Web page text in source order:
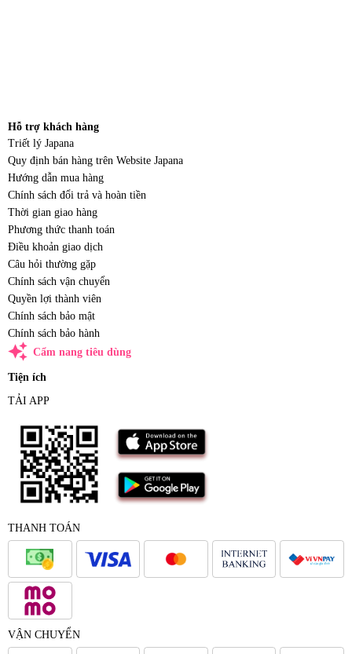
Hỗ trợ khách hàng
Triết lý Japana
Quy định bán hàng trên Website Japana
Hướng dẫn mua hàng
Chính sách đổi trả và hoàn tiền
Thời gian giao hàng
Phương thức thanh toán
Điều khoản giao dịch
Câu hỏi thường gặp
Chính sách vận chuyển
Quyền lợi thành viên
Chính sách bảo mật
Chính sách bảo hành
auto_awesome Cẩm nang tiêu dùng
Tiện ích
TẢI APP
THANH TOÁN
VẬN CHUYỂN